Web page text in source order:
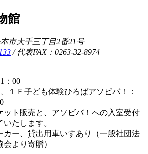
市大手三丁目2番21号
/代表FAX：0263-32-8974
：00
１Ｆ子ども体験ひろばアソビバ！：
ト販売と、アソビバ！への入室受付
いたします。
ー、貸出用車いすあり（一般社団法
会より寄贈）